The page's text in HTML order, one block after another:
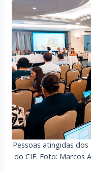
Pessoas atingidas
do CIF. Foto: Marcos